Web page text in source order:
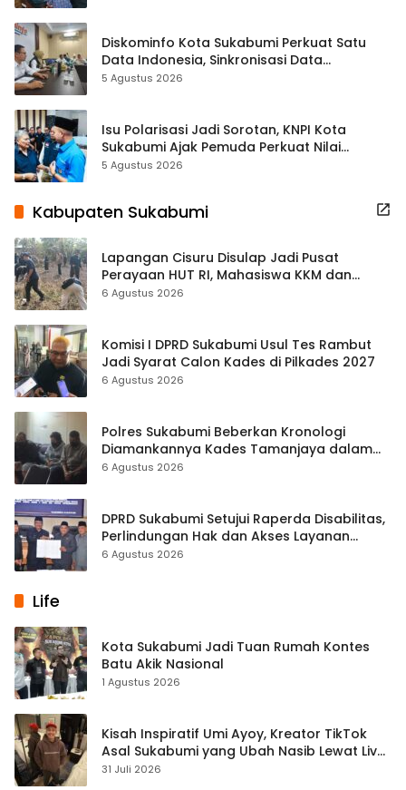
Diskominfo Kota Sukabumi Perkuat Satu
Data Indonesia, Sinkronisasi Data
Kewilayahan Dikebut
5 Agustus 2026
Isu Polarisasi Jadi Sorotan, KNPI Kota
Sukabumi Ajak Pemuda Perkuat Nilai
Kebangsaan
5 Agustus 2026
Kabupaten Sukabumi
Lapangan Cisuru Disulap Jadi Pusat
Perayaan HUT RI, Mahasiswa KKM dan
Warga Satukan Tenaga
6 Agustus 2026
Komisi I DPRD Sukabumi Usul Tes Rambut
Jadi Syarat Calon Kades di Pilkades 2027
6 Agustus 2026
Polres Sukabumi Beberkan Kronologi
Diamankannya Kades Tamanjaya dalam
Kasus Sabu
6 Agustus 2026
DPRD Sukabumi Setujui Raperda Disabilitas,
Perlindungan Hak dan Akses Layanan
Diperkuat
6 Agustus 2026
Life
Kota Sukabumi Jadi Tuan Rumah Kontes
Batu Akik Nasional
1 Agustus 2026
Kisah Inspiratif Umi Ayoy, Kreator TikTok
Asal Sukabumi yang Ubah Nasib Lewat Live
Streaming
31 Juli 2026